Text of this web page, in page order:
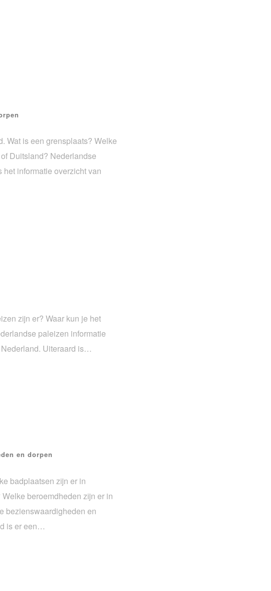
Wat is een grensplaats? Welke
Duitsland? Nederlandse
informatie overzicht van
zijn er? Waar kun je het
paleizen informatie
Uiteraard is…
en dorpen
badplaatsen zijn er in
beroemdheden zijn er in
bezienswaardigheden en
is er een…